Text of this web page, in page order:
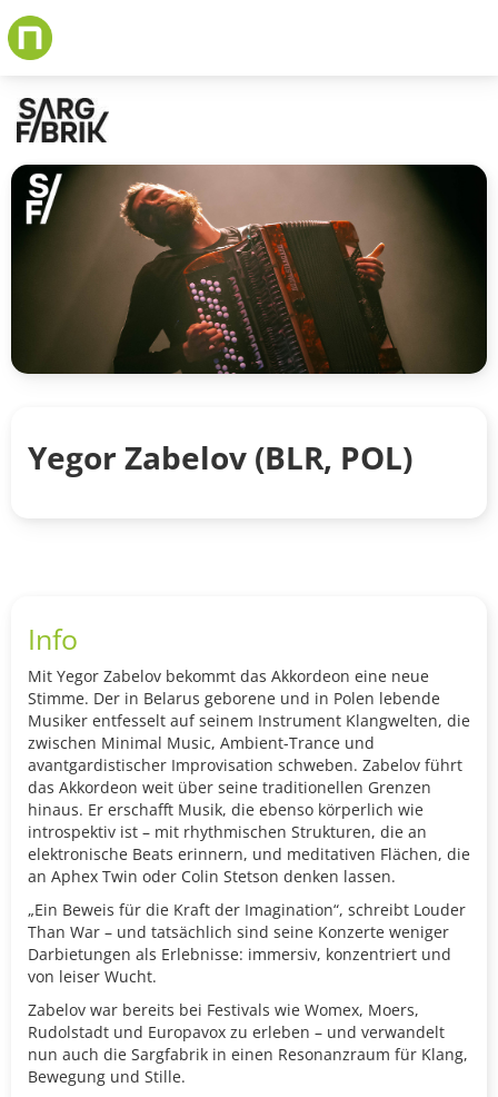
Skip
to
content
Yegor Zabelov (BLR, POL)
Info
Mit Yegor Zabelov bekommt das Akkordeon eine neue
Stimme. Der in Belarus geborene und in Polen lebende
Musiker entfesselt auf seinem Instrument Klangwelten, die
zwischen Minimal Music, Ambient-Trance und
avantgardistischer Improvisation schweben. Zabelov führt
das Akkordeon weit über seine traditionellen Grenzen
hinaus. Er erschafft Musik, die ebenso körperlich wie
introspektiv ist – mit rhythmischen Strukturen, die an
elektronische Beats erinnern, und meditativen Flächen, die
an Aphex Twin oder Colin Stetson denken lassen.
„Ein Beweis für die Kraft der Imagination“, schreibt Louder
Than War – und tatsächlich sind seine Konzerte weniger
Darbietungen als Erlebnisse: immersiv, konzentriert und
von leiser Wucht.
Zabelov war bereits bei Festivals wie Womex, Moers,
Rudolstadt und Europavox zu erleben – und verwandelt
nun auch die Sargfabrik in einen Resonanzraum für Klang,
Bewegung und Stille.